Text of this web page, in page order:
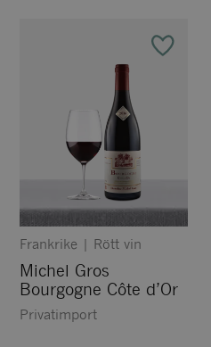
Frankrike | Rött vin
Michel Gros
Bourgogne Côte d’Or
Privatimport